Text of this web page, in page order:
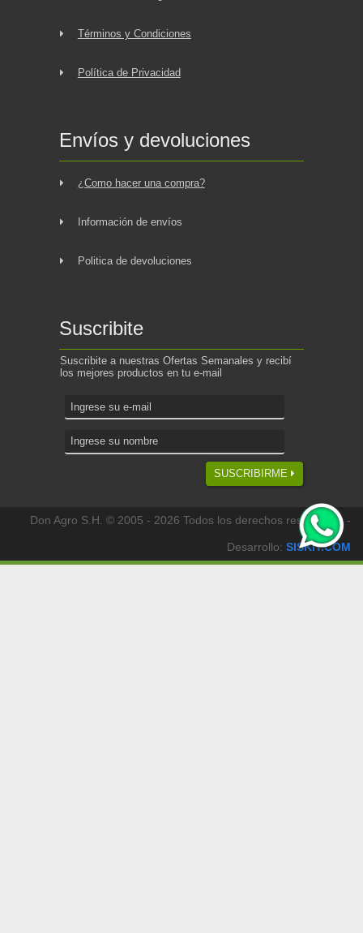
Términos y Condiciones
Política de Privacidad
Envíos y devoluciones
¿Como hacer una compra?
Información de envíos
Politica de devoluciones
Suscribite
Suscribite a nuestras Ofertas Semanales y recibí
los mejores productos en tu e-mail
SUSCRIBIRME
Don Agro S.H. © 2005 - 2026 Todos los derechos reservados -
Desarrollo: SISKIT.COM